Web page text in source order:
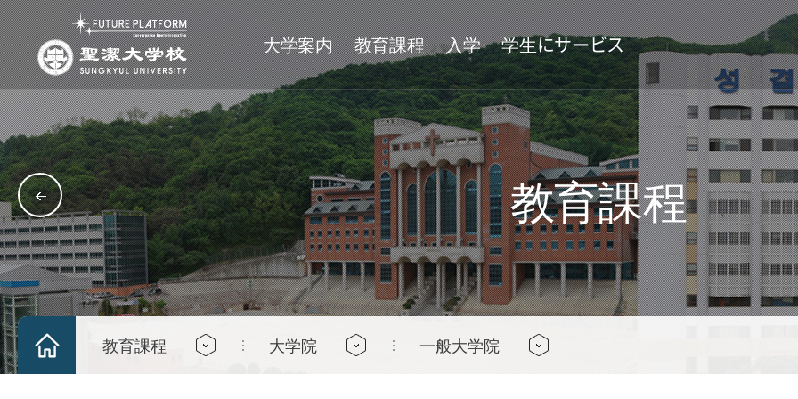
大学案内
理念 沿革
沿革
象徵 附屬施設
付属機関
付設機関
キャンパス案内
キャンパスツアー
アクセスマップ
教育課程
単科大学
神学大学
人文大学
社会科学大学
グローバル経営技術大
師範大学
IT工科大学
芸術大学
大学院
一般大学院
神学専門大学院
社会福祉大学院
経営行政大学院
入学
大学 大学院
学生にサービス
サークル
基督分科
文化分科
芸能分科
体育分科
学術/奉仕分科
学士日程 姉妹大学及び交換学生
教育課程
教育課程 大学院 一般大学院